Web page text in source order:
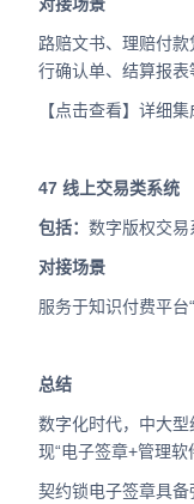
对接场景
路赔文书、理赔付
行确认单、结算报表
【点击查看】详细集
47 线上交易类系统
包括： 数字版权交易
对接场景
服务于知识付费平台
总结
数字化时代，中大
现“电子签章+管理软
契约锁电子签章具